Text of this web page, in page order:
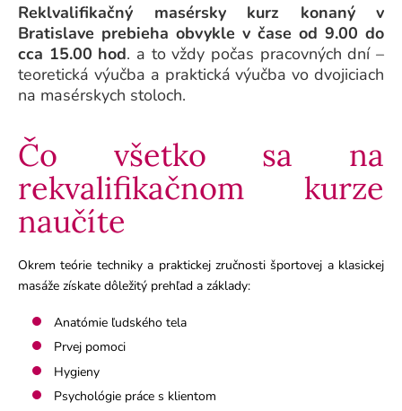
Reklvalifikačný masérsky kurz konaný v
Bratislave prebieha obvykle v čase od 9.00 do
cca 15.00 hod. a to vždy počas pracovných dní –
teoretická výučba a praktická výučba vo dvojiciach
na masérskych stoloch.
Čo všetko sa na
rekvalifikačnom kurze
naučíte
Okrem teórie techniky a praktickej zručnosti športovej a klasickej
masáže získate dôležitý prehľad a základy:
Anatómie ľudského tela
Prvej pomoci
Hygieny
Psychológie práce s klientom